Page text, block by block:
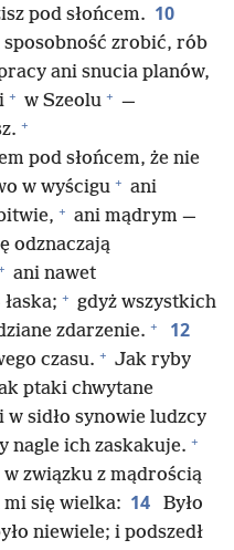
pod słońcem. 10
zrobić, rób
ani snucia planów,
+ w Szeolu + —
+
pod słońcem, że nie
w wyścigu + ani
+ ani mądrym —
odznaczają
ani nawet
+ gdyż wszystkich
zdarzenie. + 12
czasu. + Jak ryby
ptaki chwytane
w sidło synowie ludzcy
nagle ich zaskakuje. +
związku z mądrością
mi się wielka: 14
Było
niewiele; i podszedł